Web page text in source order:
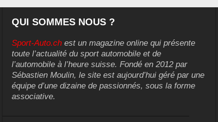
QUI SOMMES NOUS ?
Sport-Auto.ch est un magazine online qui présente
toute l’actualité du sport automobile et de
l’automobile à l’heure suisse. Fondé en 2012 par
Sébastien Moulin, le site est aujourd’hui géré par une
équipe d’une dizaine de passionnés, sous la forme
associative.